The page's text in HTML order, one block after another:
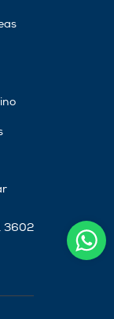
3602